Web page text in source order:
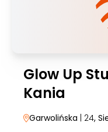
Glow Up
Kania
Garwolińska | 24,